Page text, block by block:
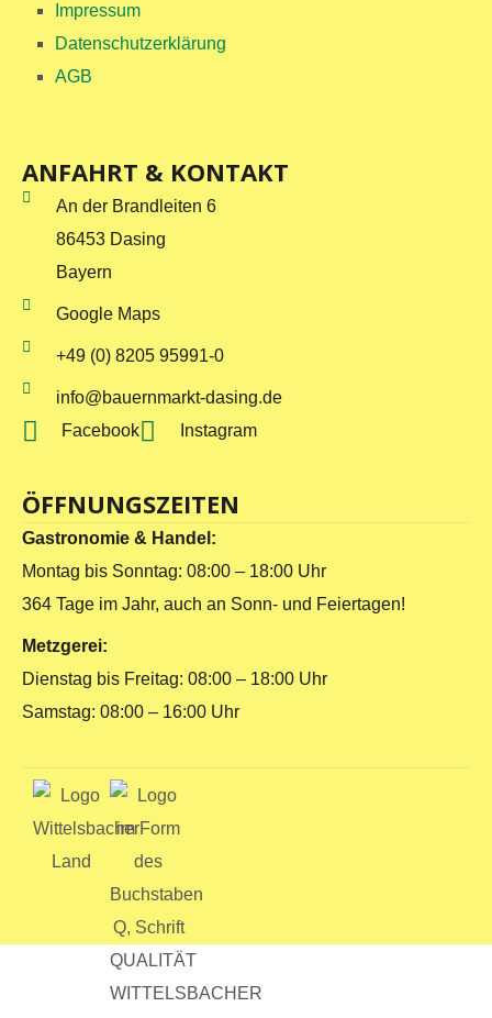
Impressum
Datenschutzerklärung
AGB
ANFAHRT & KONTAKT
An der Brandleiten 6
86453 Dasing
Bayern
Google Maps
+49 (0) 8205 95991-0
info@bauernmarkt-dasing.de
Facebook
Instagram
ÖFFNUNGSZEITEN
Gastronomie & Handel:
Montag bis Sonntag: 08:00 – 18:00 Uhr
364 Tage im Jahr, auch an Sonn- und Feiertagen!
Metzgerei:
Dienstag bis Freitag: 08:00 – 18:00 Uhr
Samstag: 08:00 – 16:00 Uhr